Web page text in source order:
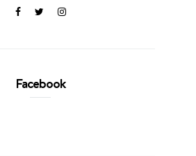
Facebook